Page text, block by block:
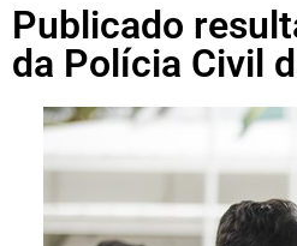
Publicado
da Polícia Civil